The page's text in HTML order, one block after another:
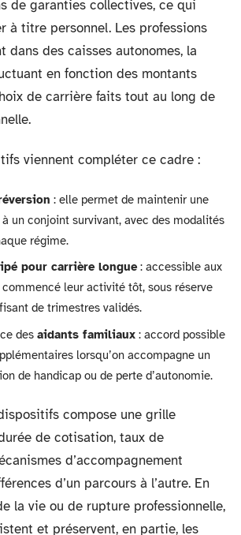
de garanties collectives, ce qui
à titre personnel. Les professions
dans des caisses autonomes, la
en fonction des montants
de carrière faits tout au long de
viennent compléter ce cadre :
: elle permet de maintenir une
un conjoint survivant, avec des modalités
régime.
pour carrière longue: accessible aux
commencé leur activité tôt, sous réserve
de trimestres validés.
des aidants familiaux : accord possible
lorsqu’on accompagne un
de handicap ou de perte d’autonomie.
compose une grille
de cotisation, taux de
d’accompagnement
d’un parcours à l’autre. En
la vie ou de rupture professionnelle,
et préservent, en partie, les